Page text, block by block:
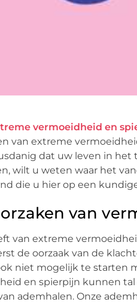
vermoeidheid en
van extreme
dat uw leven in
wilt u weten waar het
die u hier op een
van
van extreme
de oorzaak van de
niet mogelijk te
en spierpijn kunnen tal
ademhalen. Onze